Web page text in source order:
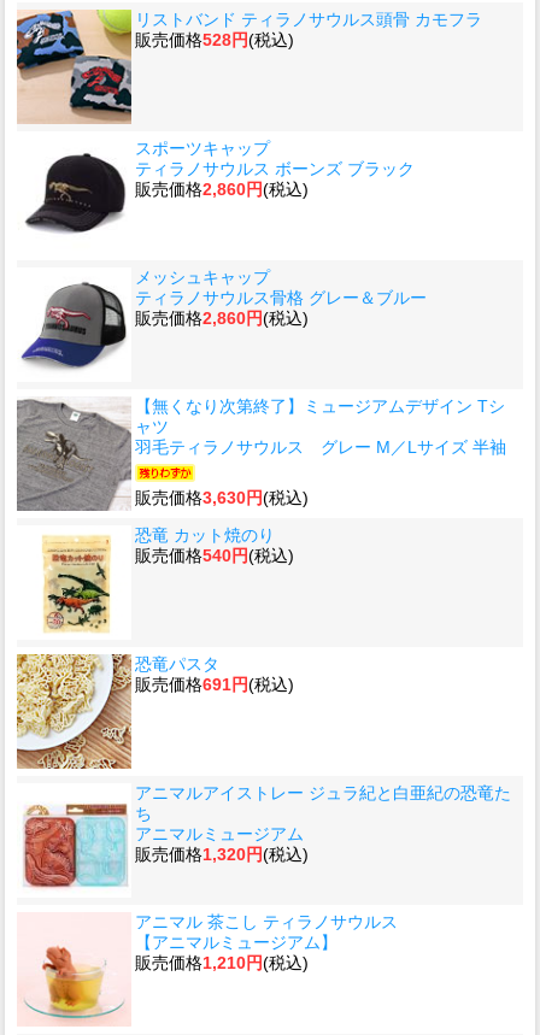
リストバンド ティラノサウルス頭骨 カモフラ
販売価格528円(税込)
スポーツキャップ
ティラノサウルス ボーンズ ブラック
販売価格2,860円(税込)
メッシュキャップ
ティラノサウルス骨格 グレー＆ブルー
販売価格2,860円(税込)
【無くなり次第終了】ミュージアムデザイン Tシ
ャツ
羽毛ティラノサウルス グレー M／Lサイズ 半袖
販売価格3,630円(税込)
恐竜 カット焼のり
販売価格540円(税込)
恐竜パスタ
販売価格691円(税込)
アニマルアイストレー ジュラ紀と白亜紀の恐竜た
ち
アニマルミュージアム
販売価格1,320円(税込)
アニマル 茶こし ティラノサウルス
【アニマルミュージアム】
販売価格1,210円(税込)